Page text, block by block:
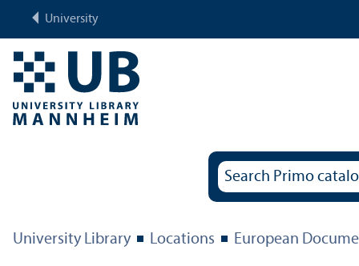
University
University Library Locations European